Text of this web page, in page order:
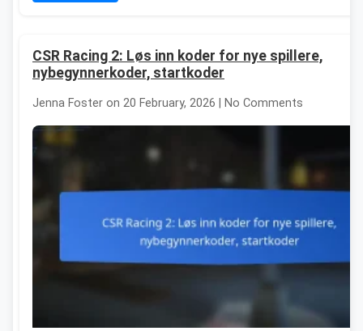
CSR Racing 2: Løs inn koder for nye spillere,
nybegynnerkoder, startkoder
Jenna Foster on 20 February, 2026 | No Comments